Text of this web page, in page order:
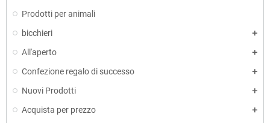
Prodotti per animali
bicchieri
All'aperto
Confezione regalo di successo
Nuovi Prodotti
Acquista per prezzo